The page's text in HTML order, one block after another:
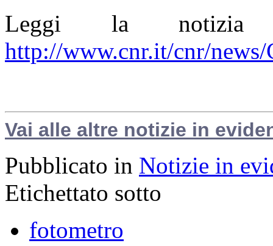
Leggi la
http://www.cnr.it/cnr/
Vai alle altre notizie in
Pubblicato in Notizie in
Etichettato sotto
fotometro